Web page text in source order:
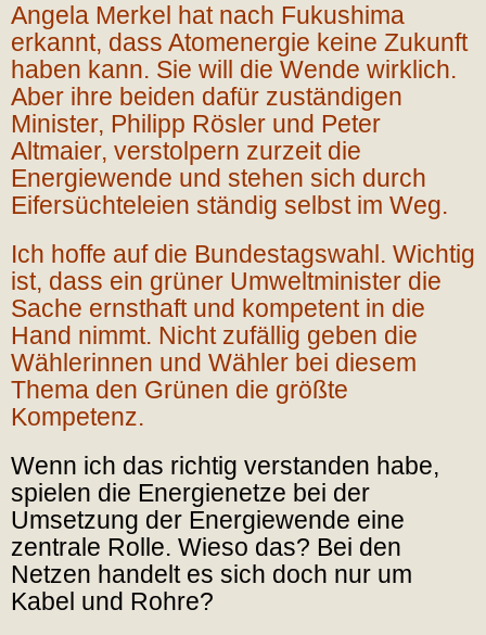
Angela Merkel hat nach Fukushima
erkannt, dass Atomenergie keine Zukunft
haben kann. Sie will die Wende wirklich.
Aber ihre beiden dafür zuständigen
Minister, Philipp Rösler und Peter
Altmaier, verstolpern zurzeit die
Energiewende und stehen sich durch
Eifersüchteleien ständig selbst im Weg.
Ich hoffe auf die Bundestagswahl. Wichtig
ist, dass ein grüner Umweltminister die
Sache ernsthaft und kompetent in die
Hand nimmt. Nicht zufällig geben die
Wählerinnen und Wähler bei diesem
Thema den Grünen die größte
Kompetenz.
Wenn ich das richtig verstanden habe,
spielen die Energienetze bei der
Umsetzung der Energiewende eine
zentrale Rolle. Wieso das? Bei den
Netzen handelt es sich doch nur um
Kabel und Rohre?